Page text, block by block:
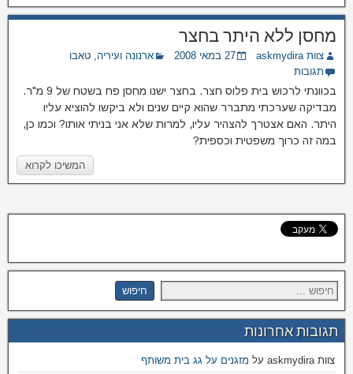
מחסן ללא היתר בחצר
צוות askmydira 27 במאי 2008 ארנונה ועיריה, טאבו
תגובות
בכוונתי לרכוש בית פלוס חצר. בחצר ישנו מחסן פח בשטח של 9 מ"ר.
מבדיקה שערכתי מתברר שהוא קיים שנים ולא ביקשו להוציא עליו
היתר. האם אצטרך להצהיר עליו, למרות שלא אני בניתי אותו? וכמו כן,
במה זה כרוך משפטית וכספית?
המשיכו לקרוא
תגובות אחרונות
צוות askmydira על מזגנים על גג בית משותף